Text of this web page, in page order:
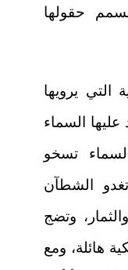
حقولها
التي يرويها
عليها السماء
تسخو
الشطآن
وتضج
هائلة، ومع